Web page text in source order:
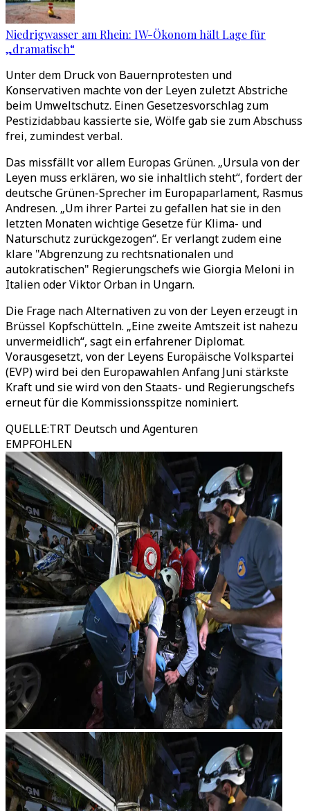
Niedrigwasser am Rhein: IW-Ökonom hält Lage für
„dramatisch“
Unter dem Druck von Bauernprotesten und
Konservativen machte von der Leyen zuletzt Abstriche
beim Umweltschutz. Einen Gesetzesvorschlag zum
Pestizidabbau kassierte sie, Wölfe gab sie zum Abschuss
frei, zumindest verbal.
Das missfällt vor allem Europas Grünen. „Ursula von der
Leyen muss erklären, wo sie inhaltlich steht“, fordert der
deutsche Grünen-Sprecher im Europaparlament, Rasmus
Andresen. „Um ihrer Partei zu gefallen hat sie in den
letzten Monaten wichtige Gesetze für Klima- und
Naturschutz zurückgezogen“. Er verlangt zudem eine
klare "Abgrenzung zu rechtsnationalen und
autokratischen" Regierungschefs wie Giorgia Meloni in
Italien oder Viktor Orban in Ungarn.
Die Frage nach Alternativen zu von der Leyen erzeugt in
Brüssel Kopfschütteln. „Eine zweite Amtszeit ist nahezu
unvermeidlich“, sagt ein erfahrener Diplomat.
Vorausgesetzt, von der Leyens Europäische Volkspartei
(EVP) wird bei den Europawahlen Anfang Juni stärkste
Kraft und sie wird von den Staats- und Regierungschefs
erneut für die Kommissionsspitze nominiert.
QUELLE:TRT Deutsch und Agenturen
EMPFOHLEN